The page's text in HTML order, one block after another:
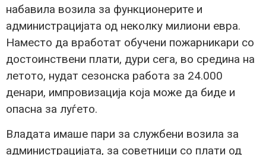
набавила возила за функционерите и
администрацијата од неколку милиони евра.
Наместо да вработат обучени пожарникари со
достоинствени плати, дури сега, во средина на
летото, нудат сезонска работа за 24.000
денари, импровизација која може да биде и
опасна за луѓето.
Владата имаше пари за службени возила за
администрацијата, за советници со плати од